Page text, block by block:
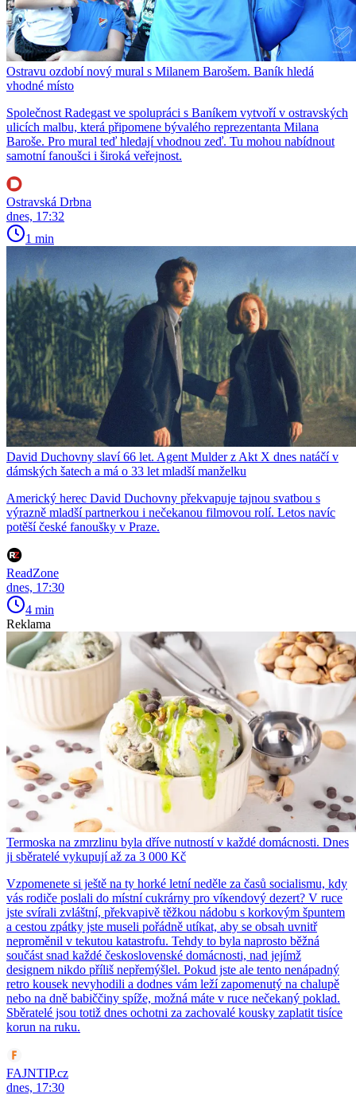
Ostravu ozdobí nový mural s Milanem Barošem. Baník hledá
vhodné místo
Společnost Radegast ve spolupráci s Baníkem vytvoří v ostravských
ulicích malbu, která připomene bývalého reprezentanta Milana
Baroše. Pro mural teď hledají vhodnou zeď. Tu mohou nabídnout
samotní fanoušci i široká veřejnost.
Ostravská Drbna
dnes, 17:32
1 min
David Duchovny slaví 66 let. Agent Mulder z Akt X dnes natáčí v
dámských šatech a má o 33 let mladší manželku
Americký herec David Duchovny překvapuje tajnou svatbou s
výrazně mladší partnerkou i nečekanou filmovou rolí. Letos navíc
potěší české fanoušky v Praze.
ReadZone
dnes, 17:30
4 min
Reklama
Termoska na zmrzlinu byla dříve nutností v každé domácnosti. Dnes
ji sběratelé vykupují až za 3 000 Kč
Vzpomenete si ještě na ty horké letní neděle za časů socialismu, kdy
vás rodiče poslali do místní cukrárny pro víkendový dezert? V ruce
jste svírali zvláštní, překvapivě těžkou nádobu s korkovým špuntem
a cestou zpátky jste museli pořádně utíkat, aby se obsah uvnitř
neproměnil v tekutou katastrofu. Tehdy to byla naprosto běžná
součást snad každé československé domácnosti, nad jejímž
designem nikdo příliš nepřemýšlel. Pokud jste ale tento nenápadný
retro kousek nevyhodili a dodnes vám leží zapomenutý na chalupě
nebo na dně babiččiny spíže, možná máte v ruce nečekaný poklad.
Sběratelé jsou totiž dnes ochotni za zachovalé kousky zaplatit tisíce
korun na ruku.
FAJNTIP.cz
dnes, 17:30